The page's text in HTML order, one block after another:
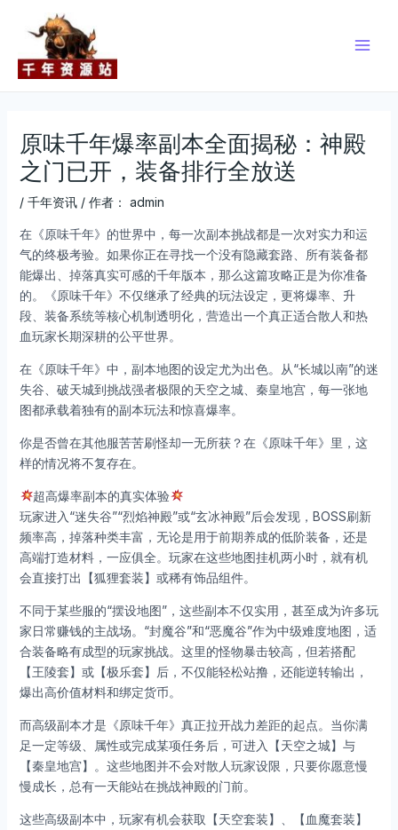
原味千年爆率副本全面揭秘：神殿
之门已开，装备排行全放送
/ 千年资讯/ 作者： admin
在《原味千年》的世界中，每一次副本挑战都是一次对实力和运
气的终极考验。如果你正在寻找一个没有隐藏套路、所有装备都
能爆出、掉落真实可感的千年版本，那么这篇攻略正是为你准备
的。《原味千年》不仅继承了经典的玩法设定，更将爆率、升
段、装备系统等核心机制透明化，营造出一个真正适合散人和热
血玩家长期深耕的公平世界。
在《原味千年》中，副本地图的设定尤为出色。从“长城以南”的迷
失谷、破天城到挑战强者极限的天空之城、秦皇地宫，每一张地
图都承载着独有的副本玩法和惊喜爆率。
你是否曾在其他服苦苦刷怪却一无所获？在《原味千年》里，这
样的情况将不复存在。
超高爆率副本的真实体验
玩家进入“迷失谷”“烈焰神殿”或“玄冰神殿”后会发现，BOSS刷新
频率高，掉落种类丰富，无论是用于前期养成的低阶装备，还是
高端打造材料，一应俱全。玩家在这些地图挂机两小时，就有机
会直接打出【狐狸套装】或稀有饰品组件。
不同于某些服的“摆设地图”，这些副本不仅实用，甚至成为许多玩
家日常赚钱的主战场。“封魔谷”和“恶魔谷”作为中级难度地图，适
合装备略有成型的玩家挑战。这里的怪物暴击较高，但若搭配
【王陵套】或【极乐套】后，不仅能轻松站撸，还能逆转输出，
爆出高价值材料和绑定货币。
而高级副本才是《原味千年》真正拉开战力差距的起点。当你满
足一定等级、属性或完成某项任务后，可进入【天空之城】与
【秦皇地宫】。这些地图并不会对散人玩家设限，只要你愿意慢
慢成长，总有一天能站在挑战神殿的门前。
这些高级副本中，玩家有机会获取【天空套装】、【血魔套装】
navigation